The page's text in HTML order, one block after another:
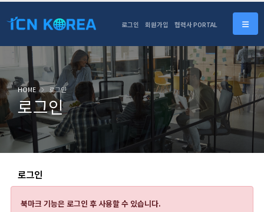
로그인 회원가입 협력사 PORTAL
로그인
HOME 로그인
로그인
북마크 기능은 로그인 후 사용할 수 있습니다.